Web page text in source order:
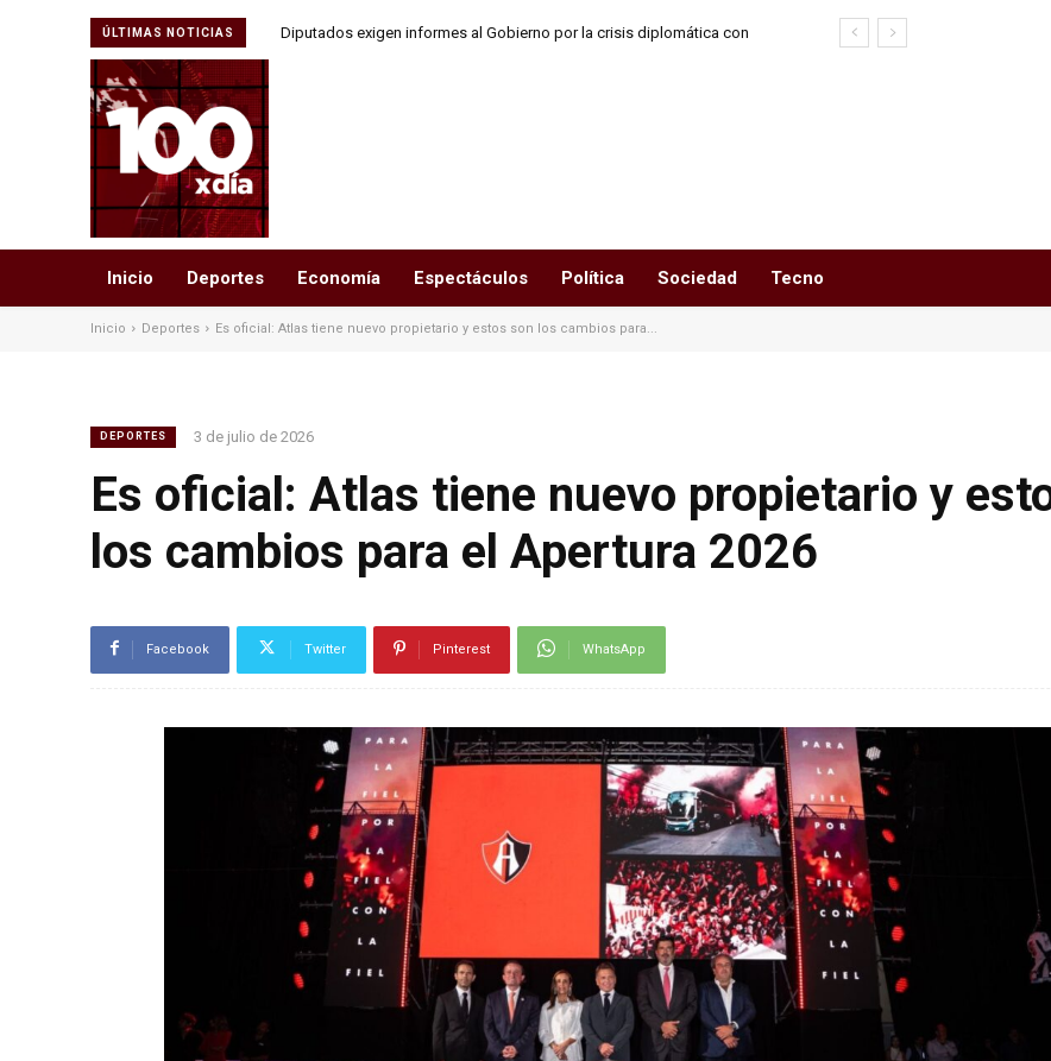
ÚLTIMAS NOTICIAS
Diputados exigen informes al Gobierno por la crisis diplomática con
Inicio Deportes Economía Espectáculos Política Sociedad Tecno
Inicio Deportes Es oficial: Atlas tiene nuevo propietario y estos son los cambios para...
DEPORTES 3 de julio de 2026
Es oficial: Atlas tiene nuevo propietario y
los cambios para el Apertura 2026
Facebook Twitter Pinterest WhatsApp